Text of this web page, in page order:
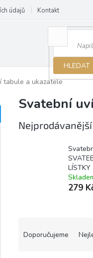
údajů Kontakt
HLEDAT
tabule a ukazatele
Svatební
Nejprodávanější
LÍSTKY
279
Doporučujeme